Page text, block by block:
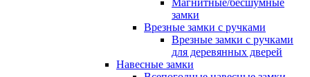
Магнитные/бесшумные
замки
Врезные замки с ручками
Врезные замки с ручками
для деревянных дверей
Навесные замки